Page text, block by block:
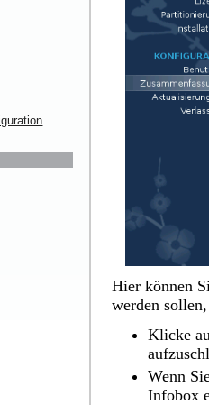
Hier können
werden
Klicke
Wenn
Infobox